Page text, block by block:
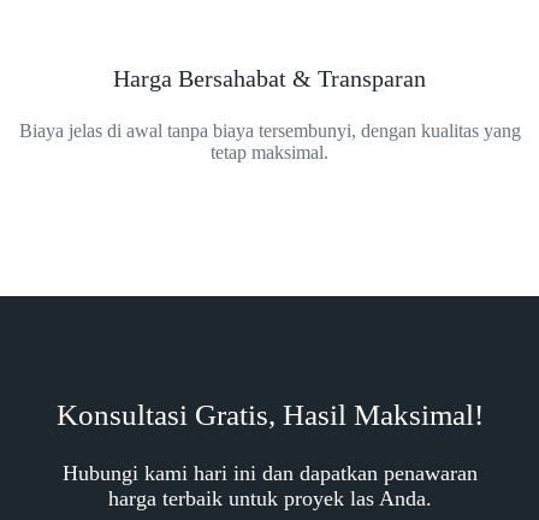
Harga Bersahabat & Transparan
Biaya jelas di awal tanpa biaya tersembunyi, dengan kualitas yang
tetap maksimal.
Konsultasi Gratis, Hasil Maksimal!
Hubungi kami hari ini dan dapatkan penawaran
harga terbaik untuk proyek las Anda.